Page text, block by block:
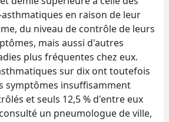
en raison de leur
du niveau de contrôle de leurs
mais aussi d'autres
plus fréquentes chez eux.
sur dix ont toutefois
symptômes insuffisamment
et seuls 12,5 % d'entre eux
un pneumologue de ville,